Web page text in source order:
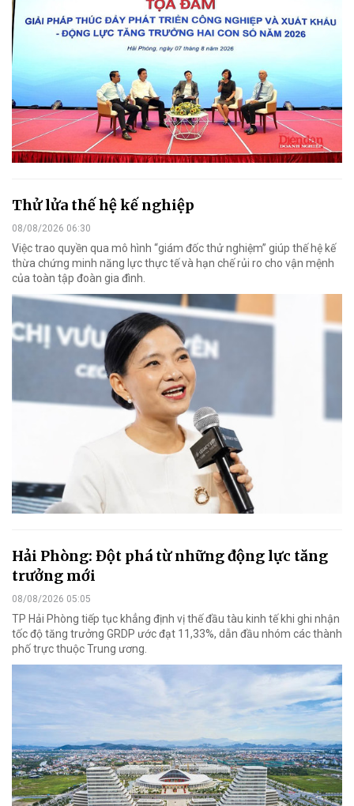
Thử lửa thế hệ kế nghiệp
08/08/2026 06:30
Việc trao quyền qua mô hình “giám đốc thử nghiệm” giúp thế hệ kế
thừa chứng minh năng lực thực tế và hạn chế rủi ro cho vận mệnh
của toàn tập đoàn gia đình.
Hải Phòng: Đột phá từ những động lực tăng
trưởng mới
08/08/2026 05:05
TP Hải Phòng tiếp tục khẳng định vị thế đầu tàu kinh tế khi ghi nhận
tốc độ tăng trưởng GRDP ước đạt 11,33%, dẫn đầu nhóm các thành
phố trực thuộc Trung ương.